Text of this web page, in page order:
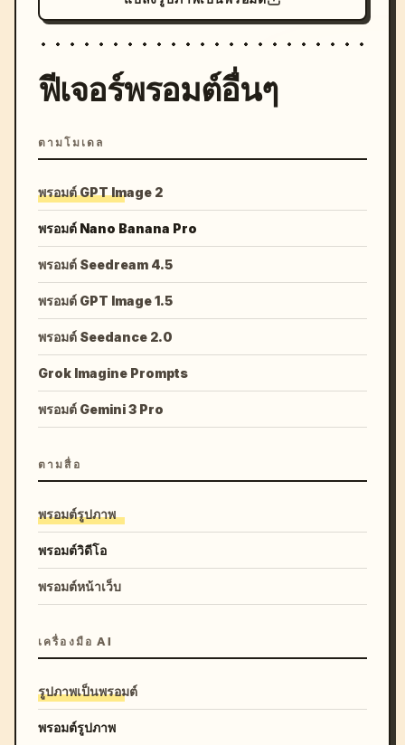
ฟีเจอร์พรอมต์อื่นๆ
ตามโมเดล
พรอมต์ GPT Image 2
พรอมต์ Nano Banana Pro
พรอมต์ Seedream 4.5
พรอมต์ GPT Image 1.5
พรอมต์ Seedance 2.0
Grok Imagine Prompts
พรอมต์ Gemini 3 Pro
ตามสื่อ
พรอมต์รูปภาพ
พรอมต์วิดีโอ
พรอมต์หน้าเว็บ
เครื่องมือ AI
รูปภาพเป็นพรอมต์
พรอมต์รูปภาพ